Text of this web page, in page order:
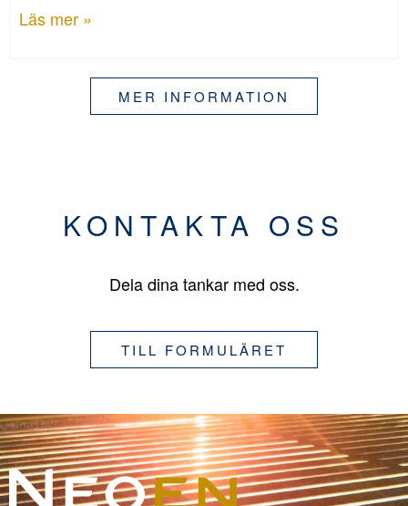
Läs mer »
MER INFORMATION
KONTAKTA OSS
Dela dina tankar med oss.
TILL FORMULÄRET